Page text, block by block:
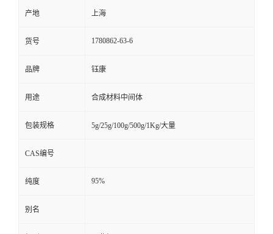
产地 上海
货号 1780862-63-6
品牌 钰康
用途 合成材料中间体
包装规格 5g/25g/100g/500g/1Kg/大量
CAS编号
纯度 95%
别名